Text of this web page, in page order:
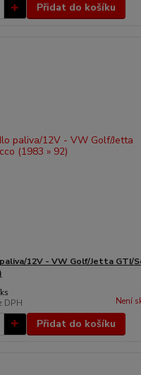
Přidat do košíku
12V - VW Golf/Jetta GTI/
ks
DPH Není
Přidat do košíku